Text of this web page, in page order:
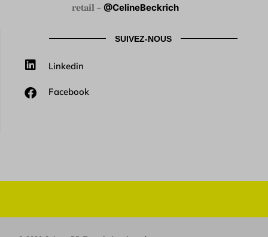
retail – @CelineBeckrich
SUIVEZ-NOUS
Linkedin
Facebook